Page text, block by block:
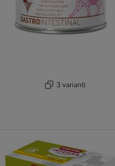
3 varianti